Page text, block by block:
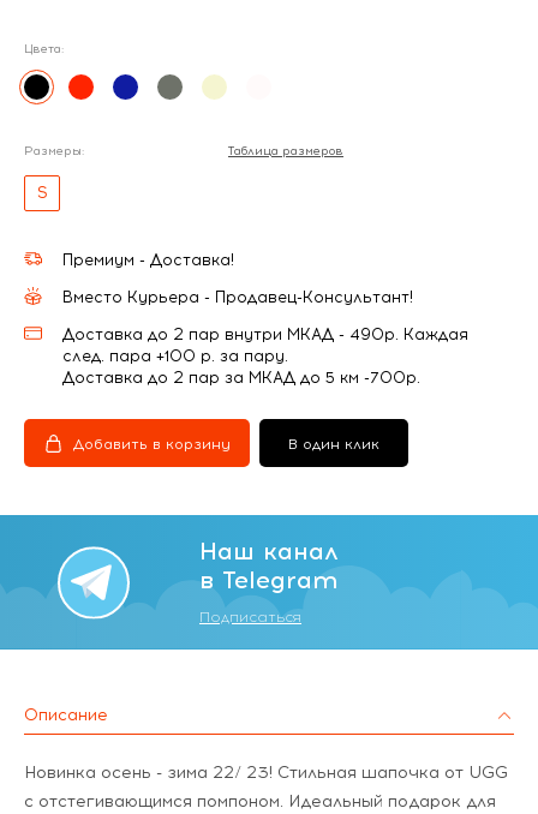
Цвета:
Размеры: Таблица размеров
S
Премиум - Доставка!
Вместо Курьера - Продавец-Консультант!
Доставка до 2 пар внутри МКАД - 490р. Каждая
след. пара +100 р. за пару.
Доставка до 2 пар за МКАД до 5 км -700р.
Добавить в корзину В один клик
Наш канал
в Telegram
Подписаться
Описание
Новинка осень - зима 22/ 23! Стильная шапочка от UGG
c отстегивающимся помпоном. Идеальный подарок для